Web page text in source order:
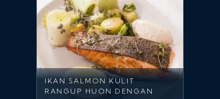
IKAN SALMON KULIT
RANGUP HUON DENGAN